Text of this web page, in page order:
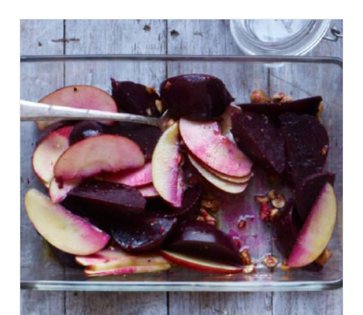
INLOGGEN
AANMELDEN
HOME
RECEPTEN
WEEKMENU'S
KOOKBOEKEN